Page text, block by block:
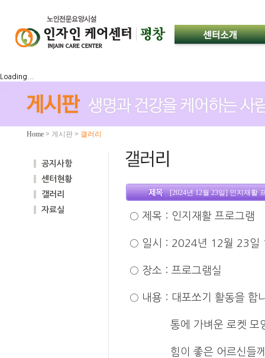
Loading...
Home > 게시판 > 갤러리
공지사항
센터현황
갤러리
자료실
[2024년 12월 23일] 인지재활
○ 제목 : 인지재활 프로그램
○ 일시 : 2024년 12월 23일
○ 장소 : 프로그램실
○ 내용 : 대포쏘기 활동을 합
통에 가벼운 로켓 모양의
힘이 좋은 어르신들께서